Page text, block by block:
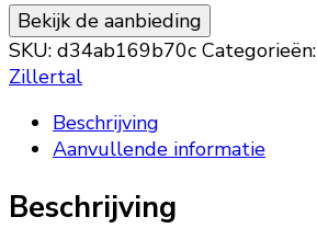
Bekijk de aanbieding
SKU: d34ab169b70c Categorieën:
Zillertal
Beschrijving
Aanvullende informatie
Beschrijving